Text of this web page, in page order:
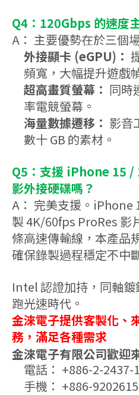
Q4：120Gbps 的速度
A： 主要優勢在於三個
外接顯卡 (eGPU)：
頻寬，大幅提升遊戲
超高畫質螢幕： 同時
率電競螢幕。
海量數據遷移： 影音
數十 GB 的素材。
Q5：支援 iPhone 15
影外接硬碟嗎？
A： 完美支援。iPhone
製 4K/60fps ProRes 影
條高速傳輸線，本產品
確保錄製過程穩定不中
Intel 認證加持，同軸
跑光速時代。
金淶電子提供客製化、
務，滿足各種需求
金淶電子有限公司歡迎
電話： +886-2-2437-
手機： +886-